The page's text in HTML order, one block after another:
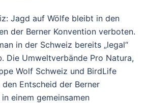
Jagd auf Wölfe bleibt in den
der Berner Konvention verboten.
in der Schweiz bereits „legal“
Die Umweltverbände Pro Natura,
Wolf Schweiz und BirdLife
Entscheid der Berner
einem gemeinsamen